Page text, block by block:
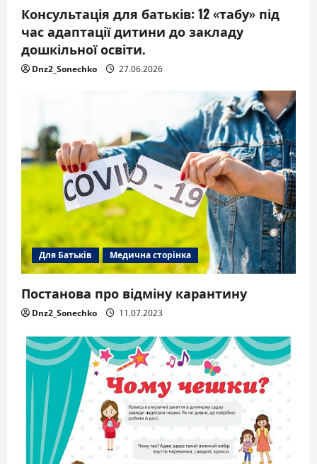
Консультація для батьків: 12 «табу» під
час адаптації дитини до закладу
дошкільної освіти.
Dnz2_Sonechko 27.06.2026
Для Батьків Медична сторінка
Постанова про відміну карантину
Dnz2_Sonechko 11.07.2023